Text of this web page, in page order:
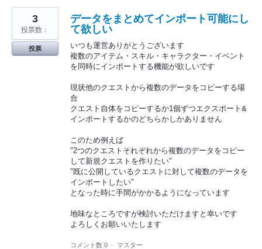
データをまとめてインポート可能にし
て欲しい
いつも運営ありがとうございます
複数のアイテム・スキル・キャラクター・イベント
を同時にインポートする機能が欲しいです
現状他のクエストから複数のデータをコピーする場
合
クエスト自体をコピーするか1個ずつエクスポート&
インポートするかのどちらかしかありません
このため例えば
"2つのクエストそれぞれから複数のデータをコピー
して新規クエストを作りたい"
"既に公開しているクエストに対して複数のデータを
インポートしたい"
となった時に手間がかかるようになっています
地味なところですが検討いただけますと幸いです
よろしくお願いいたします
3
投票数：
投票
コメント数 0 · マスター